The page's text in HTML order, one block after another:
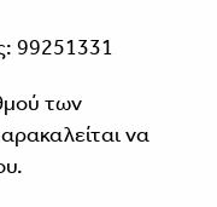
99251331
των
να